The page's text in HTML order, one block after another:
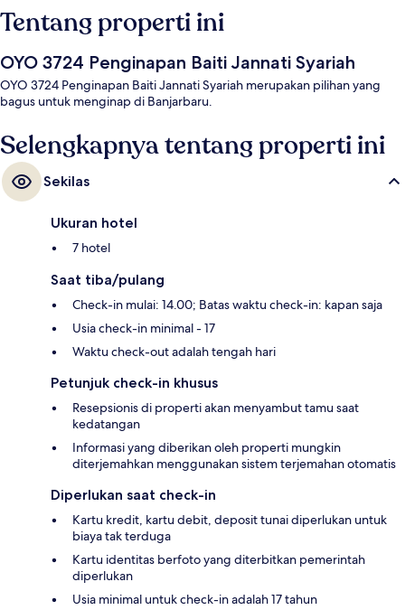
Tentang properti ini
OYO 3724 Penginapan Baiti Jannati Syariah
OYO 3724 Penginapan Baiti Jannati Syariah merupakan pilihan yang
bagus untuk menginap di Banjarbaru.
Selengkapnya tentang properti ini
Sekilas
Ukuran hotel
7 hotel
Saat tiba/pulang
Check-in mulai: 14.00; Batas waktu check-in: kapan saja
Usia check-in minimal - 17
Waktu check-out adalah tengah hari
Petunjuk check-in khusus
Resepsionis di properti akan menyambut tamu saat
kedatangan
Informasi yang diberikan oleh properti mungkin
diterjemahkan menggunakan sistem terjemahan otomatis
Diperlukan saat check-in
Kartu kredit, kartu debit, deposit tunai diperlukan untuk
biaya tak terduga
Kartu identitas berfoto yang diterbitkan pemerintah
diperlukan
Usia minimal untuk check-in adalah 17 tahun